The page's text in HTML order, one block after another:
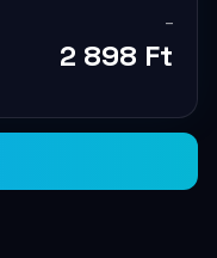
–
2 898 Ft